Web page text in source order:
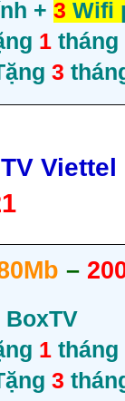
+ 3 Wifi
1 tháng
3
Viettel
–
BoxTV
1 tháng
3